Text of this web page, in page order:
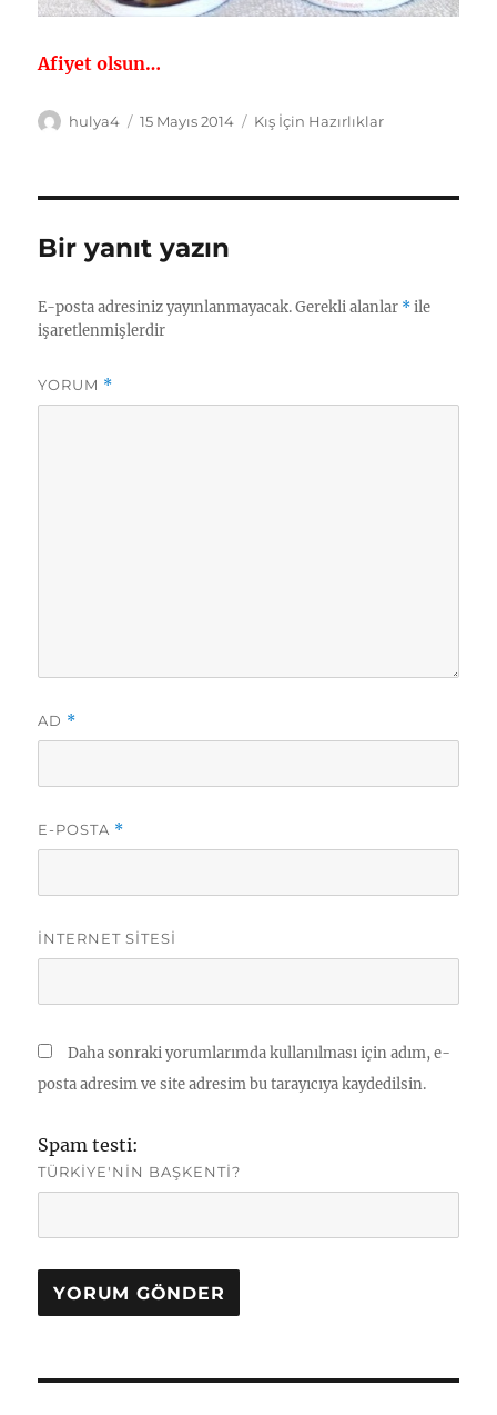
Afiyet olsun…
Yazar
hulya4
Yayın
15 Mayıs 2014 Kategoriler
Kış İçin Hazırlıklar
Bir yanıt yazın
E-posta adresiniz yayınlanmayacak. Gerekli alanlar *ile
işaretlenmişlerdir
YORUM *
AD *
E-POSTA *
İNTERNET SITESI
Daha sonraki yorumlarımda kullanılması için adım, e-
posta adresim ve site adresim bu tarayıcıya kaydedilsin.
Spam testi:
TÜRKIYE'NIN BAŞKENTI?